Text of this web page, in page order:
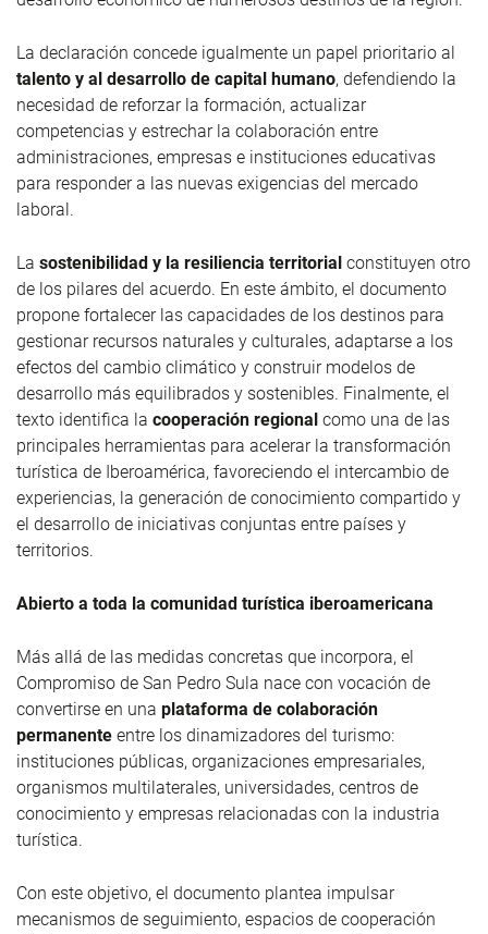
La declaración concede igualmente un papel prioritario al
talento y al desarrollo de capital humano, defendiendo la
necesidad de reforzar la formación, actualizar
competencias y estrechar la colaboración entre
administraciones, empresas e instituciones educativas
para responder a las nuevas exigencias del mercado
laboral.
La sostenibilidad y la resiliencia territorial constituyen otro
de los pilares del acuerdo. En este ámbito, el documento
propone fortalecer las capacidades de los destinos para
gestionar recursos naturales y culturales, adaptarse a los
efectos del cambio climático y construir modelos de
desarrollo más equilibrados y sostenibles. Finalmente, el
texto identifica la cooperación regional como una de las
principales herramientas para acelerar la transformación
turística de Iberoamérica, favoreciendo el intercambio de
experiencias, la generación de conocimiento compartido y
el desarrollo de iniciativas conjuntas entre países y
territorios.
Abierto a toda la comunidad turística iberoamericana
Más allá de las medidas concretas que incorpora, el
Compromiso de San Pedro Sula nace con vocación de
convertirse en una plataforma de colaboración
permanente entre los dinamizadores del turismo:
instituciones públicas, organizaciones empresariales,
organismos multilaterales, universidades, centros de
conocimiento y empresas relacionadas con la industria
turística.
Con este objetivo, el documento plantea impulsar
mecanismos de seguimiento, espacios de cooperación